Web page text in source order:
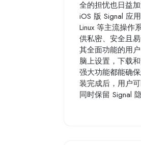
全的担忧也日益
iOS 版 Signal 应
Linux 等主流操作
供私密、安全且
其全面功能的用
脑上设置，下载
强大功能都能确
装完成后，用户
同时保留 Signal